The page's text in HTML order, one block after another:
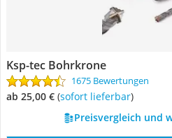
Ksp-tec Bohrkrone
1675 Bewertungen
ab 25,00 € ( Sofort lieferbar)
Preisvergleich und